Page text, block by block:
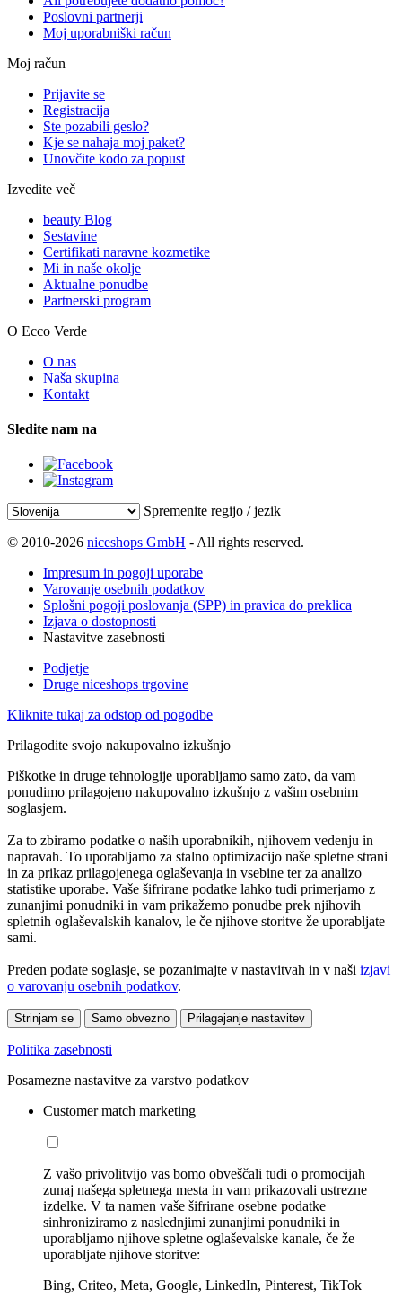
Poslovni partnerji
Moj uporabniški račun
Moj račun
Prijavite se
Registracija
Ste pozabili geslo?
Kje se nahaja moj paket?
Unovčite kodo za popust
Izvedite več
beauty Blog
Sestavine
Certifikati naravne kozmetike
Mi in naše okolje
Aktualne ponudbe
Partnerski program
O Ecco Verde
O nas
Naša skupina
Kontakt
Sledite nam na
Spremenite regijo / jezik
© 2010-2026 niceshops GmbH - All rights reserved.
Impresum in pogoji uporabe
Varovanje osebnih podatkov
Splošni pogoji poslovanja (SPP) in pravica do preklica
Izjava o dostopnosti
Nastavitve zasebnosti
Podjetje
Druge niceshops trgovine
Kliknite tukaj za odstop od pogodbe
Prilagodite svojo nakupovalno izkušnjo
Piškotke in druge tehnologije uporabljamo samo zato, da vam
ponudimo prilagojeno nakupovalno izkušnjo z vašim osebnim
soglasjem.
Za to zbiramo podatke o naših uporabnikih, njihovem vedenju in
napravah. To uporabljamo za stalno optimizacijo naše spletne strani
in za prikaz prilagojenega oglaševanja in vsebine ter za analizo
statistike uporabe. Vaše šifrirane podatke lahko tudi primerjamo z
zunanjimi ponudniki in vam prikažemo ponudbe prek njihovih
spletnih oglaševalskih kanalov, le če njihove storitve že uporabljate
sami.
Preden podate soglasje, se pozanimajte v nastavitvah in v naši izjavi
o varovanju osebnih podatkov.
Strinjam se Samo obvezno Prilagajanje nastavitev
Politika zasebnosti
Posamezne nastavitve za varstvo podatkov
Customer match marketing
Z vašo privolitvijo vas bomo obveščali tudi o promocijah
zunaj našega spletnega mesta in vam prikazovali ustrezne
izdelke. V ta namen vaše šifrirane osebne podatke
sinhroniziramo z naslednjimi zunanjimi ponudniki in
uporabljamo njihove spletne oglaševalske kanale, če že
uporabljate njihove storitve:
Bing, Criteo, Meta, Google, LinkedIn, Pinterest, TikTok